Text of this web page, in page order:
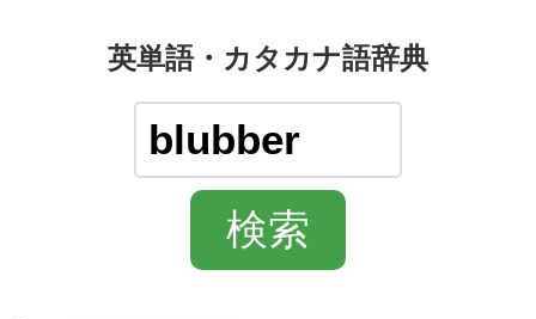
英単語・カタカナ語辞典